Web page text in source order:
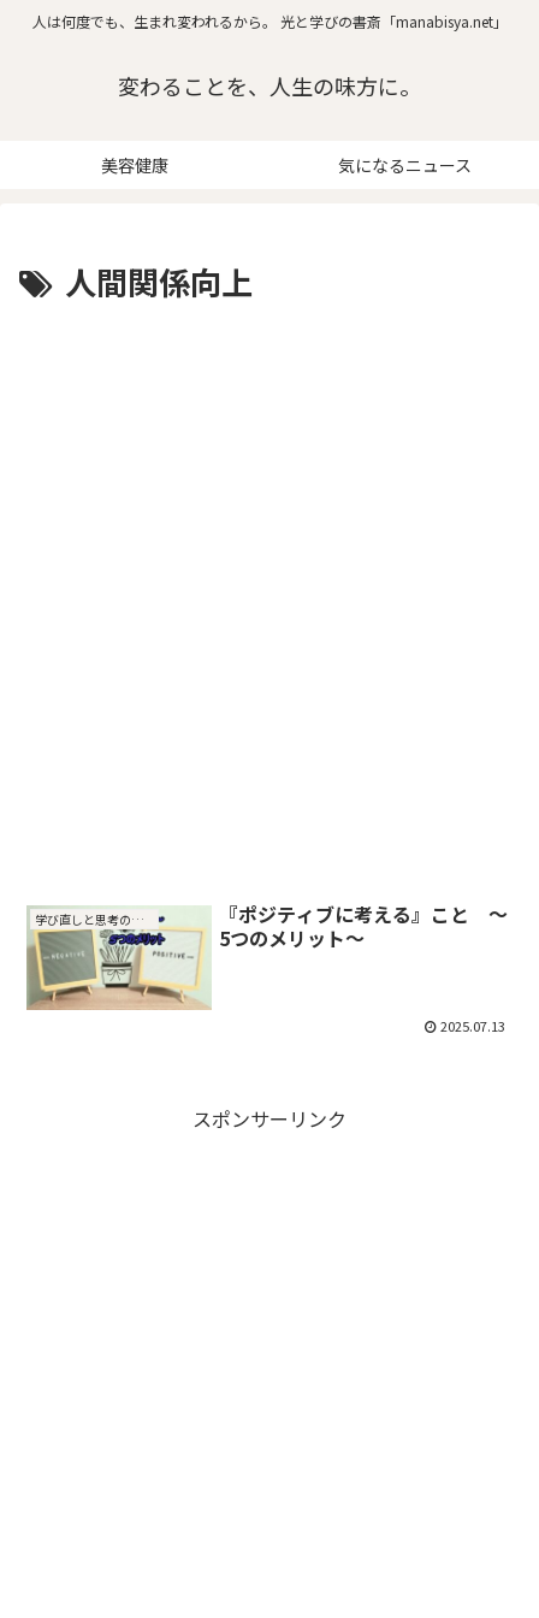
人は何度でも、生まれ変われるから。 光と学びの書斎「manabisya.net」
変わることを、人生の味方に。
美容健康 気になるニュース
人間関係向上
学び直しと思考の整理
『ポジティブに考える』こと ～
5つのメリット～
2025.07.13
スポンサーリンク